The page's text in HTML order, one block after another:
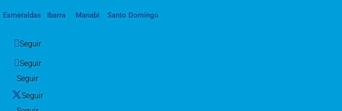
Esmeraldas Ibarra Manabí Santo Domingo
Seguir
Seguir
Seguir
Seguir